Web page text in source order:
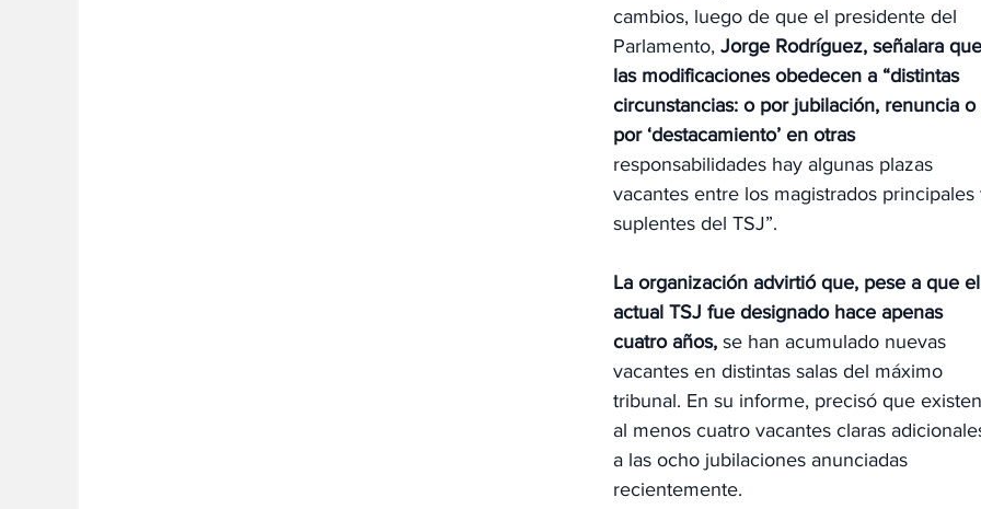
cambios, luego de que el presidente del
Parlamento, Jorge Rodríguez, señalara
las modificaciones obedecen a “distintas
circunstancias: o por jubilación, renuncia o
por ‘destacamiento’ en otras
responsabilidades hay algunas plazas
vacantes entre los magistrados
suplentes del TSJ”.
La organización advirtió que, pese a que
actual TSJ fue designado hace apenas
cuatro años, se han acumulado nuevas
vacantes en distintas salas del máximo
tribunal. En su informe, precisó que
al menos cuatro vacantes claras
a las ocho jubilaciones anunciadas
recientemente.